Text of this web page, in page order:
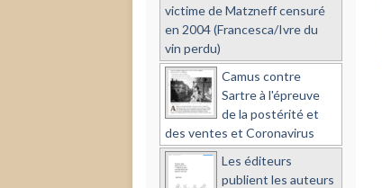
victime de Matzneff censuré
en 2004 (Francesca/Ivre du
vin perdu)
Camus contre
Sartre à l'épreuve
de la postérité et
des ventes et Coronavirus
Les éditeurs
publient les auteurs